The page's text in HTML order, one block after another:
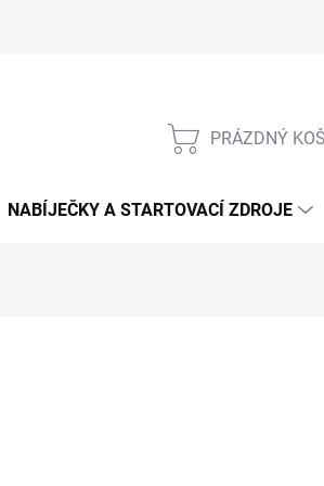
PRÁZDNÝ
NABÍJEČKY A STARTOVACÍ ZDROJE